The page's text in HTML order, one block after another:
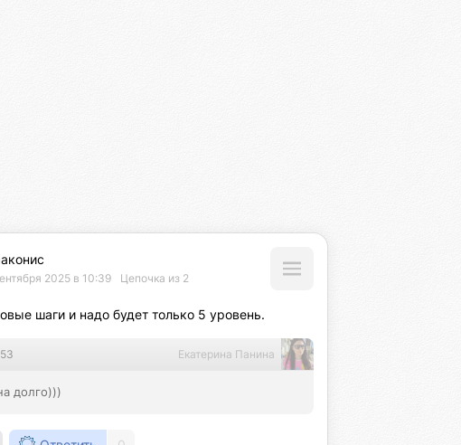
2025 в 10:39 Цепочка из 2
шаги и надо будет только 5 уровень.
Екатерина Панина
долго)))